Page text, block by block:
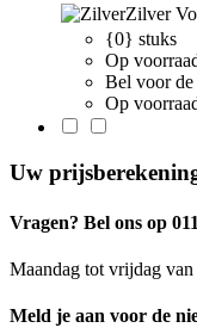
Zilver
{0} stuks
Op
Bel voor de
Op
Uw
Vragen? Bel ons op
Maandag tot vrijdag
Meld je aan voor de